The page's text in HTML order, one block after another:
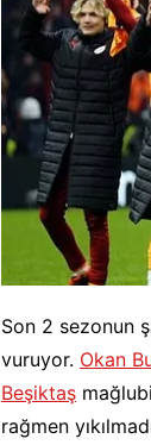
Son 2 sezonun
vuruyor. Okan
Beşiktaş
rağmen